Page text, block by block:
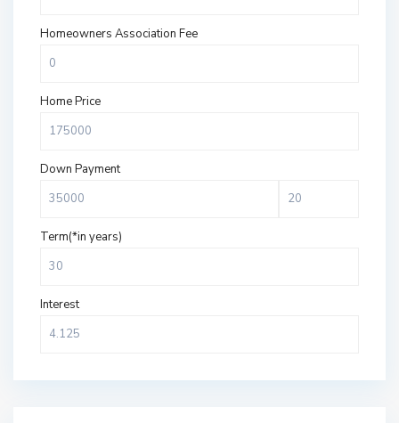
Homeowners Association Fee
Home Price
Down Payment
Term(*in years)
Interest